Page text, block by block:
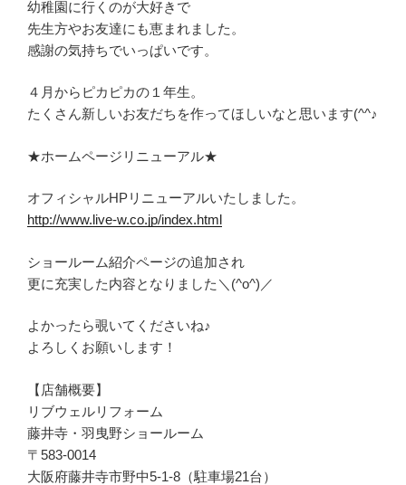
幼稚園に行くのが大好きで
先生方やお友達にも恵まれました。
感謝の気持ちでいっぱいです。
４月からピカピカの１年生。
たくさん新しいお友だちを作ってほしいなと思います(^^♪
★ホームページリニューアル★
オフィシャルHPリニューアルいたしました。
http://www.live-w.co.jp/index.html
ショールーム紹介ページの追加され
更に充実した内容となりました＼(^o^)／
よかったら覗いてくださいね♪
よろしくお願いします！
【店舗概要】
リブウェルリフォーム
藤井寺・羽曳野ショールーム
〒583-0014
大阪府藤井寺市野中5-1-8（駐車場21台）